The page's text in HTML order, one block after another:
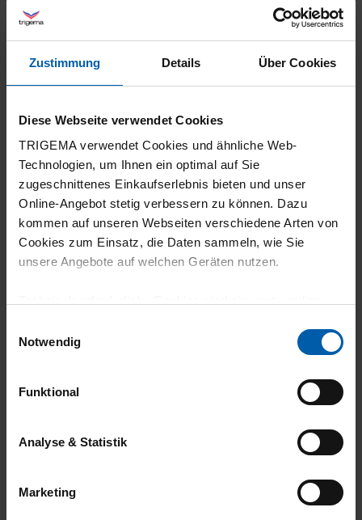
Zustimmung Details Über Cookies
Diese Webseite verwendet Cookies
TRIGEMA verwendet Cookies und ähnliche Web-
Technologien, um Ihnen ein optimal auf Sie
zugeschnittenes Einkaufserlebnis bieten und unser
Online-Angebot stetig verbessern zu können. Dazu
kommen auf unseren Webseiten verschiedene Arten von
Cookies zum Einsatz, die Daten sammeln, wie Sie
unsere Angebote auf welchen Geräten nutzen.
grundlegende Funktionen wie etwa zur Auswahl und
gewährleisten.
Für die Darstellung personalisierter Angebote, Anzeigen
und Inhalte aufgrund Ihres Nutzerverhaltens und Ihres
Zwecke zur Analyse und Optimierung unserer
Notwendig
Funktional
Analyse & Statistik
Marketing
18.03.2026
Sehr schöner Anzug sehr guter Qualität
07.03.2026
5
Der Stoff fühlt sich einfach unglaublich gut
an!
29.01.2026
17.12.2025